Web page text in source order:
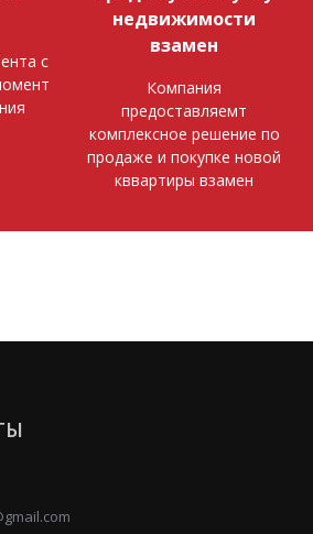
с
недвижимости
взамен
Компания
предоставляемт
комплексное решение по
продаже и покупке новой
кввартиры взамен